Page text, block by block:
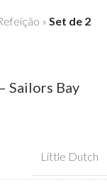
» Set de 2
Sailors Bay
Little Dutch